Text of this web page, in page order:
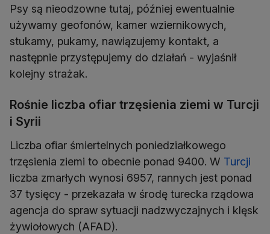
Psy są nieodzowne tutaj, później ewentualnie
używamy geofonów, kamer wziernikowych,
stukamy, pukamy, nawiązujemy kontakt, a
następnie przystępujemy do działań - wyjaśnił
kolejny strażak.
Rośnie liczba ofiar trzęsienia ziemi w Turcji
i Syrii
Liczba ofiar śmiertelnych poniedziałkowego
trzęsienia ziemi to obecnie ponad 9400. W Turcji
liczba zmarłych wynosi 6957, rannych jest ponad
37 tysięcy - przekazała w środę turecka rządowa
agencja do spraw sytuacji nadzwyczajnych i klęsk
żywiołowych (AFAD).